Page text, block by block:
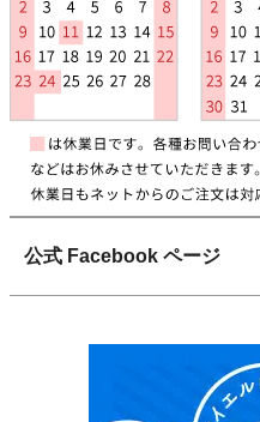
公式 Facebook ページ